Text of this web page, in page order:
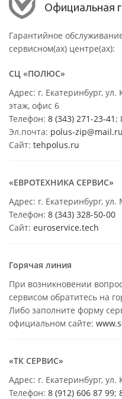
Официальная
Гарантийное
сервисном(ах) центре(ах):
СЦ «ПОЛЮС»
Адрес: г. Екатеринбург,
этаж, офис 6
Телефон: 8 (343) 271-23-41 ;
Эл.почта: polus-zip@mail.ru
Сайт: tehpolus.ru
«ЕВРОТЕХНИКА СЕРВИС»
Адрес: г. Екатеринбург, ул.
Телефон: 8 (343) 328-50-00
Сайт: euroservice.tech
Горячая линия
При возникновении
сервисом обратитесь на
Либо заполните форму
официальном сайте:
«ТК СЕРВИС»
Адрес: г. Екатеринбург,
Телефон: 8 (912) 606 87 99;